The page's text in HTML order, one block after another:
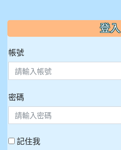
::: 登入
帳號
密碼
記住我